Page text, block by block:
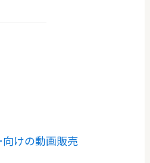
けの動画販売